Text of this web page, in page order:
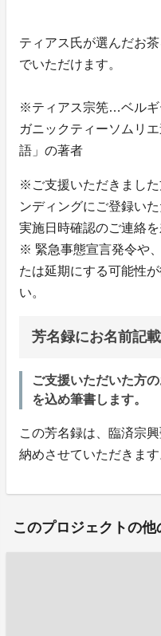
ティアス氏が選んだお
でいただけます。
※ティアス宗筅…ベルギ
ガニックティーソムリ
語」の著者
※ご支援いただきまし
ンディングにご登録い
実施日時確認のご連絡を
※ 緊急事態宣言発令や
たは延期にする可能性
い。
芳名録にお名前記載
ご支援いただいた方
を込め筆書します。
この芳名録は、臨済宗
納めさせていただきます
このプロジェクトの他